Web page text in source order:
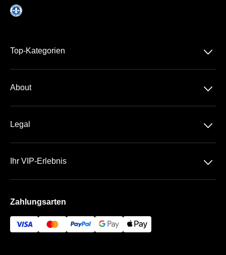
Top-Kategorien 􀆈
About 􀆈
Team
Legal 􀆈
Ihr VIP-Erlebnis 􀆈
Zahlungsarten